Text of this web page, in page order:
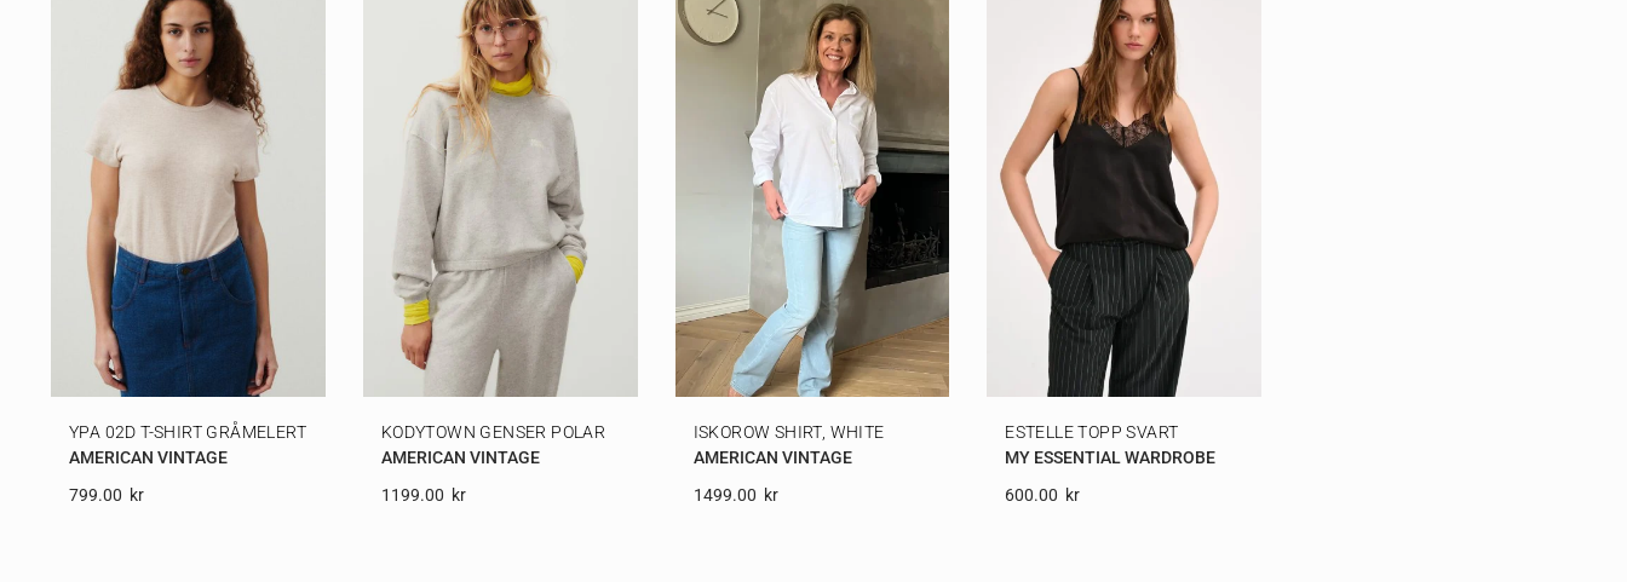
YPA 02D T-SHIRT GRÅMELERT
AMERICAN VINTAGE
799.00 Kr
KODYTOWN GENSER POLAR
AMERICAN VINTAGE
1199.00 Kr
ISKOROW SHIRT, WHITE
AMERICAN VINTAGE
1499.00 Kr
ESTELLE TOPP SVART
MY ESSENTIAL WARDROBE
600.00 Kr